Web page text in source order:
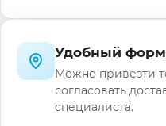
Удобный
Можно привезти
согласовать
специалиста.